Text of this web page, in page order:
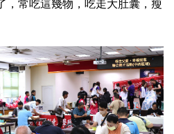
，常吃這幾物，吃走大肚囊，瘦